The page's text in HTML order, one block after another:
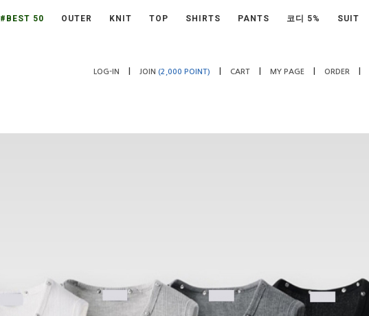
#BEST 50 OUTER KNIT TOP SHIRTS PANTS 코디 5% SUIT
LOG-IN JOIN (2,000 POINT) CART MY PAGE ORDER